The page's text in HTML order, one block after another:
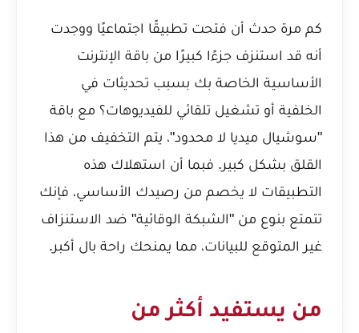
كم مرة حدث أن فتحت تطبيقًا اجتماعيًا ووجدت
أنه قد استنزف جزءًا كبيرًا من باقة الإنترنت
الأساسية الخاصة بك بسبب تحديثات في
الخلفية أو تشغيل تلقائي للفيديوهات؟ مع باقة
"سوشيال ميديا لا محدود"، يتم التخفيف من هذا
القلق بشكل كبير. فبما أن استهلاك هذه
التطبيقات لا يخصم من رصيدك الأساسي، فإنك
تتمتع بنوع من "الشبكة الوقائية" ضد الاستنزاف
غير المتوقع للبيانات، مما يمنحك راحة بال أكبر.
من يستفيد أكثر من